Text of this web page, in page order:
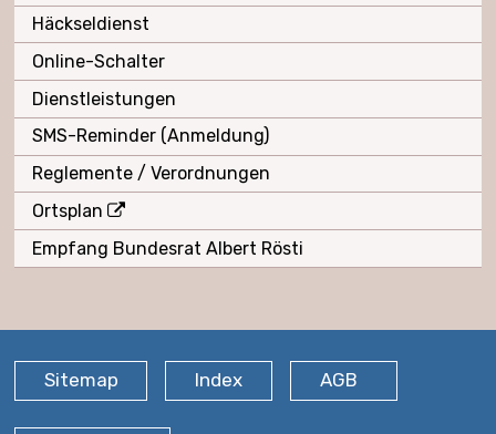
Häckseldienst
Online-Schalter
Dienstleistungen
SMS-Reminder (Anmeldung)
Reglemente / Verordnungen
Ortsplan
Empfang Bundesrat Albert Rösti
FOOTER
Sitemap Index AGB